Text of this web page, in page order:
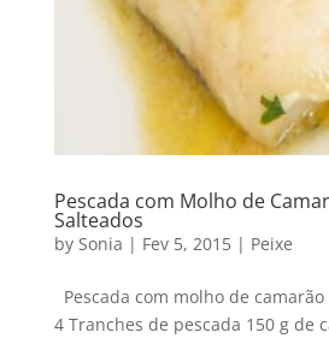
Pescada com Molho de
Salteados
by Sonia | Fev 5, 2015| Peixe
Pescada com molho de
4 Tranches de pescada 150 g de